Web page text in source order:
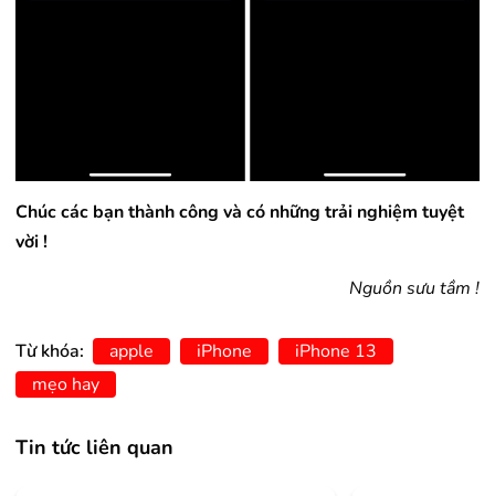
Chúc các bạn thành công và có những trải nghiệm tuyệt
vời !
Nguồn sưu tầm !
Từ khóa: apple iPhone
iPhone 13
mẹo hay
Tin tức liên quan